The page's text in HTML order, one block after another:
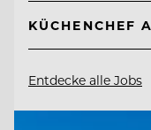
KÜCHENCHEF
Entdecke alle Jobs